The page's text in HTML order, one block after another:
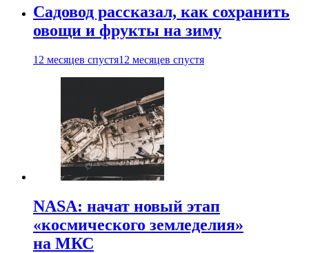
Садовод рассказал, как сохранить
овощи и фрукты на зиму
12 месяцев спустя12 месяцев спустя
NASA: начат новый этап
«космического земледелия»
на МКС